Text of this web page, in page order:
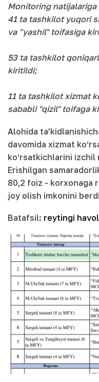
Monitoring natijalariga
41 ta tashkilot yuqori
va "yashil" toifasiga
53 ta tashkilot
kiritildi;
11 ta tashkilot xizmat
sababli "qizil" toifaga
Alohida
davomida xizmat
ko‘rsatkichlarini
Erishilgan
80,2 foiz - korxonaga
joy olish imkonini
Batafsil: reytingi